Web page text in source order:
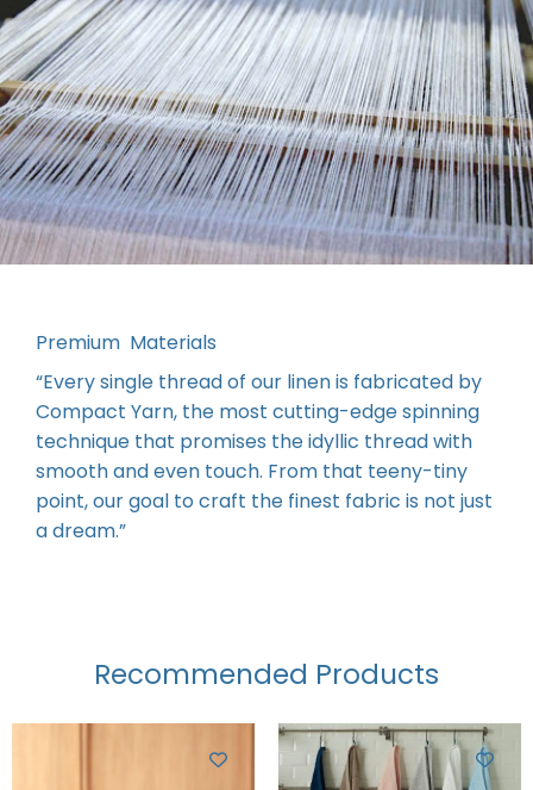
Premium Materials
“Every single thread of our linen is fabricated by
Compact Yarn, the most cutting-edge spinning
technique that promises the idyllic thread with
smooth and even touch. From that teeny-tiny
point, our goal to craft the finest fabric is not just
a dream.”
Recommended Products